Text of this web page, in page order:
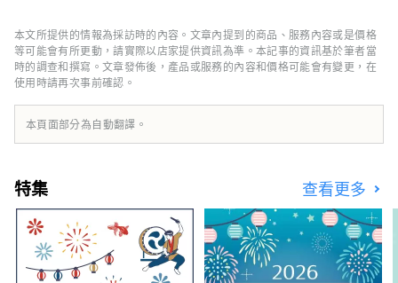
巴栗子、丹巴黑豆，夏季水果則有沙丘瓜，因
此，這裡一年四季都能品嚐到美食。 如果我能
夠分享一些訊息，讓人們可以多次遊覽廣闊的近
畿北部地區，並享受火車旅行的樂趣，我將感到
非常高興。
本文所提供的情報為採訪時的內容。文章內提到的商品、服務內容或是價格
等可能會有所更動，請實際以店家提供資訊為準。本記事的資訊基於筆者當
時的調查和撰寫。文章發佈後，產品或服務的內容和價格可能會有變更，在
使用時請再次事前確認。
本頁面部分為自動翻譯。
特集 查看更多